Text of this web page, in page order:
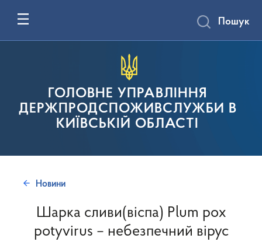
ГОЛОВНЕ УПРАВЛІННЯ
ДЕРЖПРОДСПОЖИВСЛУЖБИ В
КИЇВСЬКІЙ ОБЛАСТІ
Пошук
Новини
Шарка сливи(віспа) Plum pox
potyvirus – небезпечний вірус